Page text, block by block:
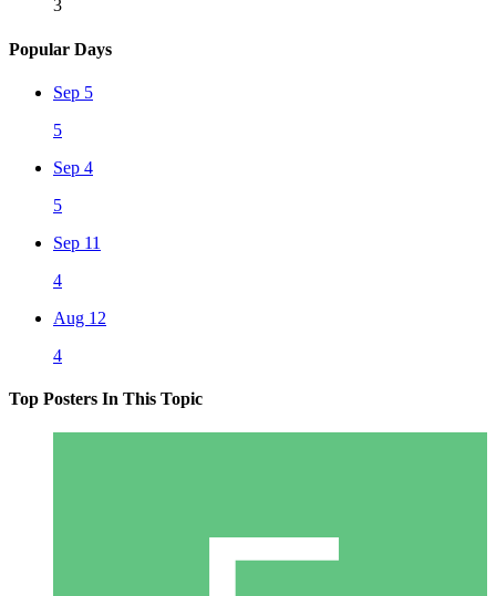
3
Popular Days
Sep 5
5
Sep 4
5
Sep 11
4
Aug 12
4
Top Posters In This Topic